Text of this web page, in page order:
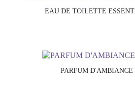
EAU DE TOILETTE
PARFUM